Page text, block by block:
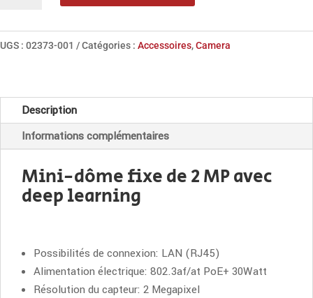
Caméra
V
UGS : 02373-001 Catégories : Accessoires,Camera
Description
Informations complémentaires
Mini-dôme fixe de 2 MP avec
deep learning
Possibilités de connexion: LAN (RJ45)
Alimentation électrique: 802.3af/at PoE+ 30Watt
Résolution du capteur: 2 Megapixel